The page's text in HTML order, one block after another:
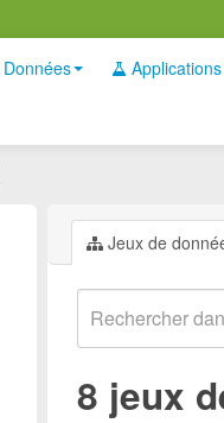
Données Applications
Jeux de
8 jeux